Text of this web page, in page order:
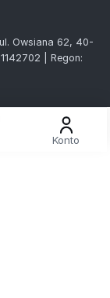
Owsiana 62, 40-
| Regon:
Konto